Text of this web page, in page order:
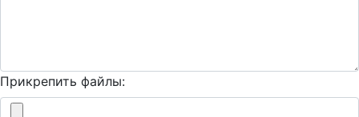
Прикрепить файлы: